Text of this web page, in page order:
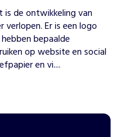
de ontwikkeling van
verlopen. Er is een logo
bepaalde
op website en social
en vi....